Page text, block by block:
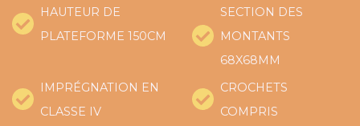
HAUTEUR DE
PLATEFORME 150CM
SECTION DES
MONTANTS
68X68MM
IMPRÉGNATION EN
CLASSE IV
CROCHETS
COMPRIS